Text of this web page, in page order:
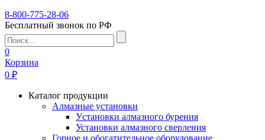
8-800-775-28-06
Бесплатный звонок по РФ
0
Корзина
0 ₽
Каталог продукции
Алмазные установки
Уcтановки алмазного бурения
Установки алмазного сверления
Горное и обогатительное оборудование